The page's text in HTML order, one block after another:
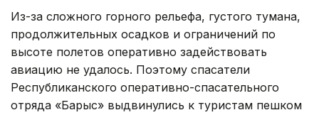
Из-за сложного горного рельефа, густого тумана,
продолжительных осадков и ограничений по
высоте полетов оперативно задействовать
авиацию не удалось. Поэтому спасатели
Республиканского оперативно-спасательного
отряда «Барыс» выдвинулись к туристам пешком